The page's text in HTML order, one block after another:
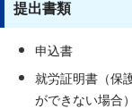
提出書類
申込書
就労証明書（保
ができない場合）